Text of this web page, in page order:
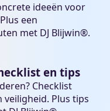
ideeën voor
een
met DJ Blijwin®.
en tips
Checklist
veiligheid. Plus tips